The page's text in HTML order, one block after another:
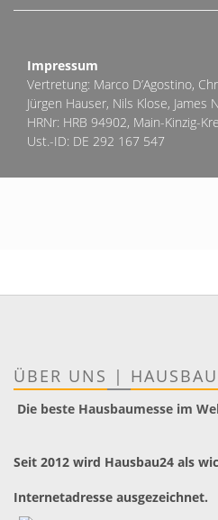
Impressum
Vertretung: Marco D’Agostino,
Jürgen Hauser, Nils Klose, James
HRNr: HRB 94902, Main-Kinzig-
Ust.-ID: DE 292 167 547
ÜBER UNS | HAUSBAU
Die beste Hausbaumesse im
Seit 2012 wird Hausbau24 als
Internetadresse ausgezeichnet.